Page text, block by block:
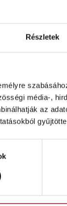
Részletek
média-,
az
Az